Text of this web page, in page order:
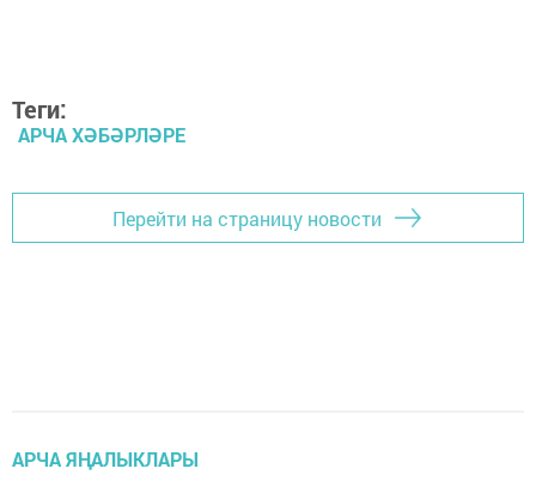
Теги:
АРЧА ХӘБӘРЛӘРЕ
Перейти на страницу новости
АРЧА ЯҢАЛЫКЛАРЫ